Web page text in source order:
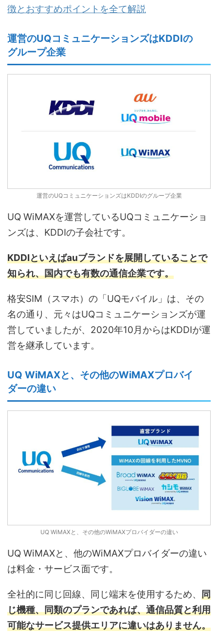
徴とおすすめポイントを全て解説
運営のUQコミュニケーションズはKDDIの
グループ企業
運営のUQコミュニケーションズはKDDIのグループ企業
UQ WiMAXを運営しているUQコミュニケーショ
ンズは、KDDIの子会社です。
KDDIといえばauブランドを展開していることで
知られ、国内でも有数の通信企業です。
格安SIM（スマホ）の「UQモバイル」は、その
名の通り、元々はUQコミュニケーションズが運
営していましたが、2020年10月からはKDDIが運
営を継承しています。
UQ WiMAXと、その他のWiMAXプロバイ
ダーの違い
UQ WiMAXと、その他のWiMAXプロバイダーの違い
UQ WiMAXと、他のWiMAXプロバイダーの違い
は料金・サービス面です。
全社的に同じ回線、同じ端末を使用するため、 同
じ機種、同類のプランであれば、通信品質と利用
可能なサービス提供エリアに違いはありません。